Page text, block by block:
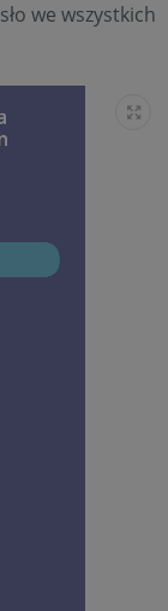
we wszystkich